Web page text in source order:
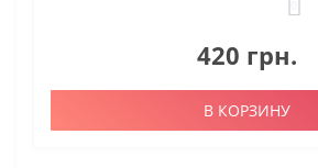
420 грн.
В КОРЗИНУ